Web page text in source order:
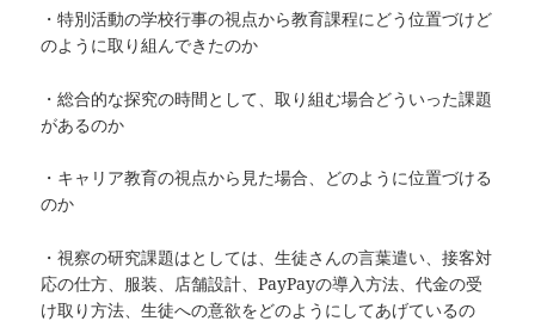
・特別活動の学校行事の視点から教育課程にどう位置づけど
のように取り組んできたのか
・総合的な探究の時間として、取り組む場合どういった課題
があるのか
・キャリア教育の視点から見た場合、どのように位置づける
のか
・視察の研究課題はとしては、生徒さんの言葉遣い、接客対
応の仕方、服装、店舗設計、PayPayの導入方法、代金の受
け取り方法、生徒への意欲をどのようにしてあげているの